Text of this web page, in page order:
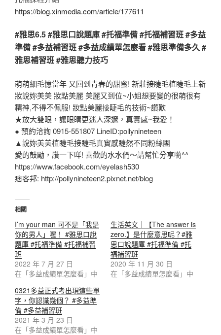
https://blog.xinmedia.com/article/177611
#雅思6.5 #雅思口說題庫 #托福準備 #托福補習班 #多益
準備 #多益補習班 #多益成績單怎麼看 #雅思準備多久 #
雅思補習班 #雅思聽力技巧
萌萌細毛憶當年 又回到青春的甜蜜! 新莊接睫毛植睫毛上新
妝說妳美美 妝點美麗 美麗又到位~小姐想要變的很萌很有
精神,不得不佩服! 妝點美麗接睫毛的技術~讚歎
★放大雙眼，讓眼睛更迷人深邃，真實感~我愛！
● 預約洽詢 0915-551807 LineID:pollynineteen
▲說妳美美植睫毛接睫毛真實感睫然不同粉絲團
愛的鼓勵，讚一下咩! 喜歡的水水們～請幫忙分享喲^^
https://www.facebook.com/eyelash530
痞客邦: http://pollynineteen2.pixnet.net/blog
相關
I’m your man 可不是「我是
你的男人」喔！ #雅思口說
題庫 #托福準備 #托福補習
班
2022 年 7 月 27 日
在「多益成績單怎麼看」中
生活英文｜【The answer is
zero.】是什麼意思呢？#雅
思口說題庫 #托福準備 #托
福補習班
2020 年 11 月 30 日
在「多益成績單怎麼看」中
0321多益正式考出現這些單
字，你認識幾個？ #多益準
備 #多益補習班
2021 年 3 月 23 日
在「多益成績單怎麼看」中